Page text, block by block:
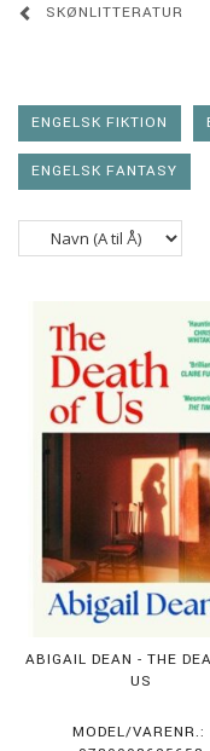
SKØNLITTERATUR
ENGELSK FIKTION
ENGELSK FANTASY
ABIGAIL DEAN - THE
US
MODEL/VARENR.: